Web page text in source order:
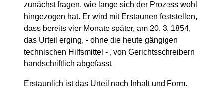
zunächst fragen, wie lange sich der Prozess wohl
hingezogen hat. Er wird mit Erstaunen feststellen,
dass bereits vier Monate später, am 20. 3. 1854,
das Urteil erging, - ohne die heute gängigen
technischen Hilfsmittel - , von Gerichtsschreibern
handschriftlich abgefasst.
Erstaunlich ist das Urteil nach Inhalt und Form.